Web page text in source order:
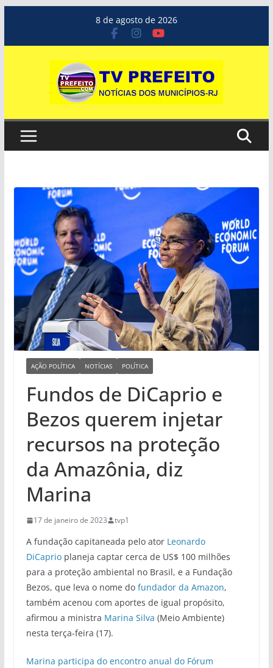
o
8 de agosto de 2026
AÇÃO POLÍTICA NOTÍCIAS POLÍTICA
Fundos de DiCaprio e
Bezos querem injetar
recursos na proteção
da Amazônia, diz
Marina
17 de janeiro de 2023 tvp1
A fundação capitaneada pelo ator Leonardo
DiCaprio planeja captar cerca de US$ 100 milhões
para a proteção ambiental no Brasil, e a Fundação
Bezos, que leva o nome do fundador da Amazon,
também acenou com aportes de igual propósito,
afirmou a ministra Marina Silva (Meio Ambiente)
nesta terça-feira (17).
Marina participa do encontro anual do Fórum